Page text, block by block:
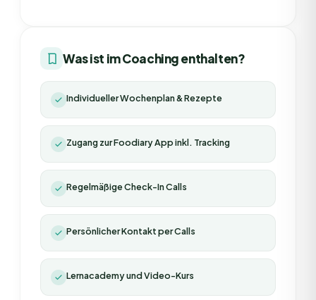
Was ist im Coaching enthalten?
Individueller Wochenplan & Rezepte
Zugang zur Foodiary App inkl. Tracking
Regelmäßige Check-In Calls
Persönlicher Kontakt per Calls
Lernacademy und Video-Kurs